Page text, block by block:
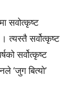
सवोत्कृष्ट
त्यस्तै सर्वोत्कृष्ट
सर्वोत्कृष्ट
‘जुग बित्यो’